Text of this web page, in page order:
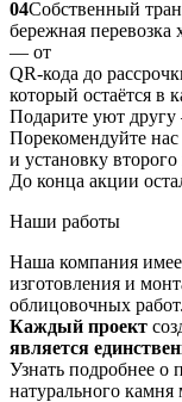
04Собственный
бережная перевозка
— от
QR-кода до
который остаётся в
Подарите уют
Порекомендуйте
и установку
До конца акции
Наши работы
Наша компания
изготовления и
облицовочных работ.
Каждый проект
является
Узнать подробнее о
натурального